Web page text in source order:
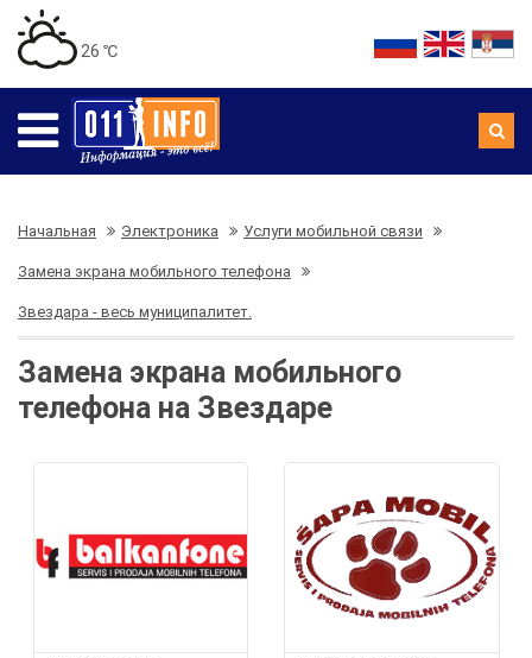
26 ℃
Начальная Электроника Услуги мобильной связи
Замена экрана мобильного телефона
Звездара - весь муниципалитет.
Замена экрана мобильного
телефона на Звездаре